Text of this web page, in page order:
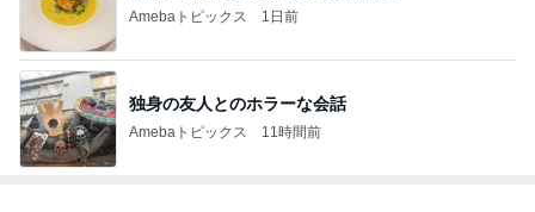
Amebaトピックス 1日前
独身の友人とのホラーな会話
Amebaトピックス 11時間前